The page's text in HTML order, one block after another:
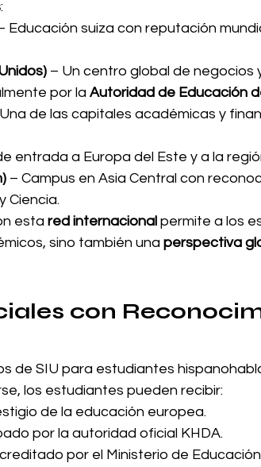
:
Educación suiza con reputación
– Un centro global de negocios
por la Autoridad de Educación
de las capitales académicas y
entrada a Europa del Este y a la
– Campus en Asia Central con
Ciencia.
esta red internacional permite a los
sino también una perspectiva
con
de SIU para estudiantes
los estudiantes pueden recibir:
de la educación europea.
por la autoridad oficial KHDA.
por el Ministerio de Educación